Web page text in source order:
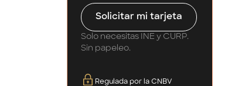
Solicitar mi tarjeta
Solo necesitas INE y CURP.
Sin papeleo.
Regulada por la CNBV